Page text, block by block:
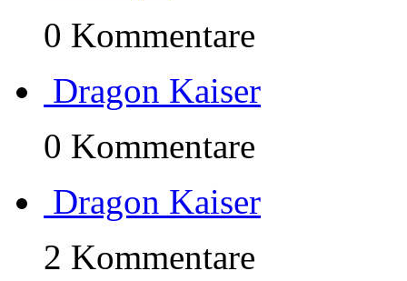
0 Kommentare
Dragon Kaiser
0 Kommentare
Dragon Kaiser
2 Kommentare